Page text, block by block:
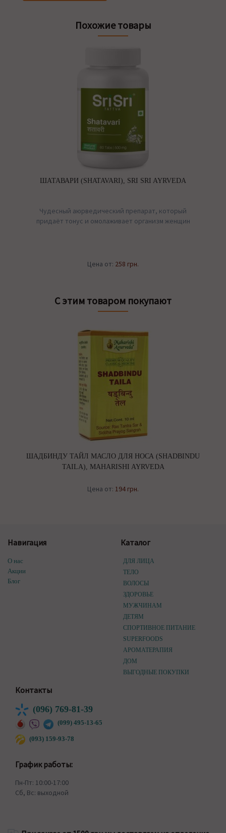
Похожие товары
ШАТАВАРИ (SHATAVARI), SRI SRI AYRVEDA
Чудесный аюрведический препарат, который
придаёт тонус и омолаживает организм женщин
Цена от: 258 грн.
С этим товаром покупают
ШАДБИНДУ ТАЙЛ МАСЛО ДЛЯ НОСА (SHADBINDU
TAILA), MAHARISHI AYRVEDA
Цена от: 194 грн.
Навигация
О нас
Акции
Блог
Каталог
ДЛЯ ЛИЦА
ТЕЛО
ВОЛОСЫ
ЗДОРОВЬЕ
МУЖЧИНАМ
ДЕТЯМ
СПОРТИВНОЕ ПИТАНИЕ
SUPERFOODS
АРОМАТЕРАПИЯ
ДОМ
ВЫГОДНЫЕ ПОКУПКИ
Контакты
(096) 769-81-39
(099) 495-13-65
(093) 159-93-78
График работы:
Пн-Пт: 10:00-17:00
Сб, Вс: выходной